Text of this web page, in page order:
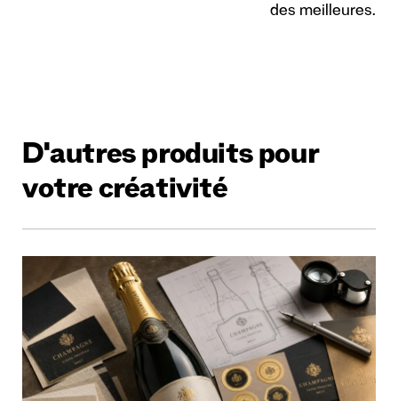
des meilleures.
D'autres produits pour
votre créativité